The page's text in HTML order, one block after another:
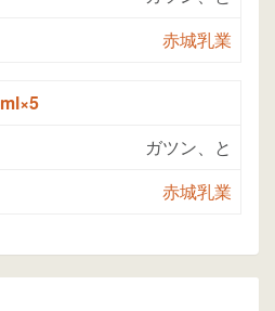
赤城乳業
ガツン、と
赤城乳業